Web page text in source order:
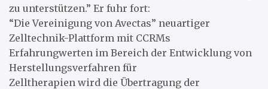
zu unterstützen.” Er fuhr fort:
“Die Vereinigung von Avectas” neuartiger
Zelltechnik-Plattform mit CCRMs
Erfahrungwerten im Bereich der Entwicklung von
Herstellungsverfahren für
Zelltherapien wird die Übertragung der